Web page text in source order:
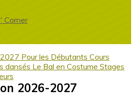
Corner
Pour les Débutants Cours
dansés Le Bal en Costume Stages
2026-2027